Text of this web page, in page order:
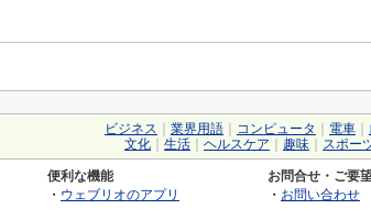
ビジネス 業界用語 コンピュータ 電車
文化
生活 ヘルスケア 趣味 スポー
便利な機能
・ ウェブリオのアプリ
お問合せ・ご要
・ お問い合わせ